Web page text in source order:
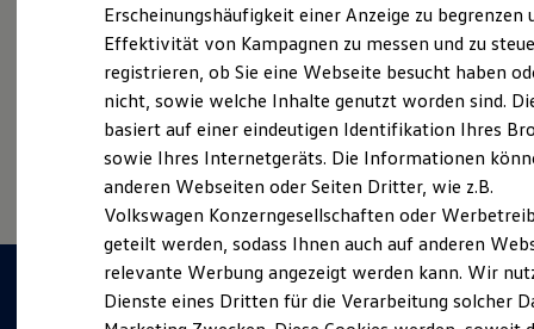
Ladezeitensimulator
Batterie
Sicherheit
Garantie und Lebensdauer
Nachhaltigkeit
Technologie
Kosten und Kauf
Verbrauchskosten
Kaufoptionen
E-Auto-Förderung
Software und Konnektivität
Die ID. Software 6
ID. Software Versionen und Updates
Digitale Extras
Schnittstellen zu Ihrem ID.
Fahrzeugangebot anfordern
Serviceanfrage stellen
Erscheinungshäufigkeit einer Anzeige zu begrenzen
Effektivität von Kampagnen zu messen und zu
registrieren, ob Sie eine Webseite besucht haben
nicht, sowie welche Inhalte genutzt worden sind.
basiert auf einer eindeutigen Identifikation Ihres
sowie Ihres Internetgeräts. Die Informationen
anderen Webseiten oder Seiten Dritter, wie z.B.
Volkswagen Konzerngesellschaften oder
geteilt werden, sodass Ihnen auch auf anderen
relevante Werbung angezeigt werden kann. Wir
Dienste eines Dritten für die Verarbeitung solcher